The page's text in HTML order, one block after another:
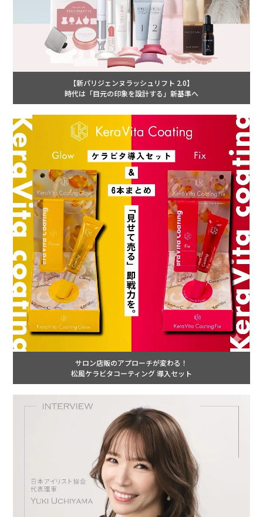
【新パリジェンヌラッシュリフト 2.0】
時代は「目元の印象を設計する」新基準へ
サロン店販のアプローチが変わる！
松風ケラビタコーティング 導入セット